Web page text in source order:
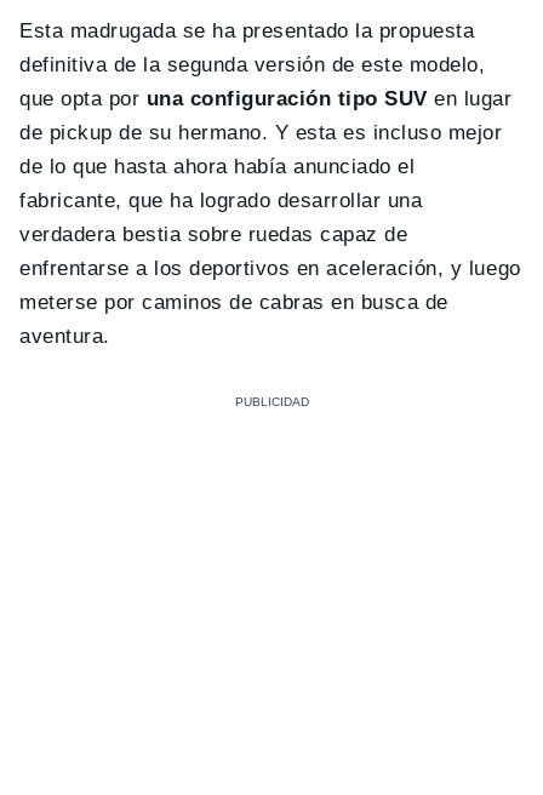
Esta madrugada se ha presentado la propuesta
definitiva de la segunda versión de este modelo,
que opta por una configuración tipo SUV en lugar
de pickup de su hermano. Y esta es incluso mejor
de lo que hasta ahora había anunciado el
fabricante, que ha logrado desarrollar una
verdadera bestia sobre ruedas capaz de
enfrentarse a los deportivos en aceleración, y luego
meterse por caminos de cabras en busca de
aventura.